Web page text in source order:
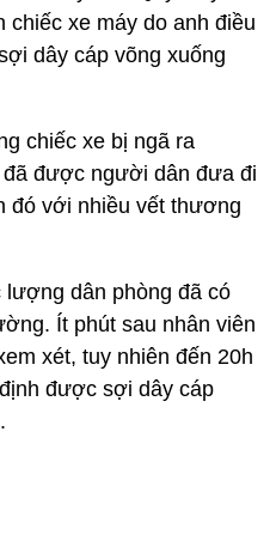
chiếc xe máy do anh điều
dây cáp võng xuống
chiếc xe bị ngã ra
được người dân đưa đi
đó với nhiều vết thương
dân phòng đã có
Ít phút sau nhân viên
xét, tuy nhiên đến 20h
được sợi dây cáp